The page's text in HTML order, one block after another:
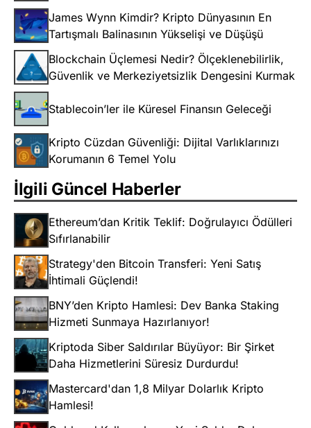
James Wynn Kimdir? Kripto Dünyasının En
Tartışmalı Balinasının Yükselişi ve Düşüşü
Blockchain Üçlemesi Nedir? Ölçeklenebilirlik,
Güvenlik ve Merkeziyetsizlik Dengesini Kurmak
Stablecoin’ler ile Küresel Finansın Geleceği
Kripto Cüzdan Güvenliği: Dijital Varlıklarınızı
Korumanın 6 Temel Yolu
İlgili Güncel Haberler
Ethereum’dan Kritik Teklif: Doğrulayıcı Ödülleri
Sıfırlanabilir
Strategy'den Bitcoin Transferi: Yeni Satış
İhtimali Güçlendi!
BNY’den Kripto Hamlesi: Dev Banka Staking
Hizmeti Sunmaya Hazırlanıyor!
Kriptoda Siber Saldırılar Büyüyor: Bir Şirket
Daha Hizmetlerini Süresiz Durdurdu!
Mastercard'dan 1,8 Milyar Dolarlık Kripto
Hamlesi!